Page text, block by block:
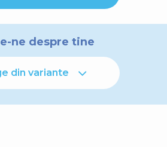
ne despre tine
din variante